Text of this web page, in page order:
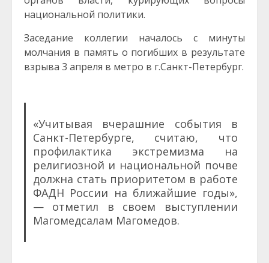
национальной политики.
Заседание коллегии началось с минуты
молчания в память о погибших в результате
взрыва 3 апреля в метро в г.Санкт-Петербург.
«Учитывая вчерашние события в
Санкт-Петербурге, считаю, что
профилактика экстремизма на
религиозной и национальной почве
должна стать приоритетом в работе
ФАДН России на ближайшие годы»,
— отметил в своем выступлении
Магомедсалам Магомедов.